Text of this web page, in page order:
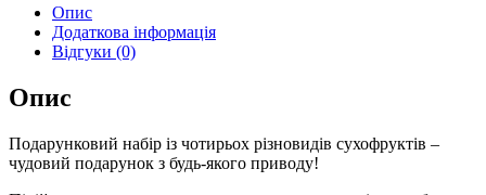
Опис
Додаткова інформація
Відгуки (0)
Опис
Подарунковий набір із чотирьох різновидів сухофруктів –
чудовий подарунок з будь-якого приводу!